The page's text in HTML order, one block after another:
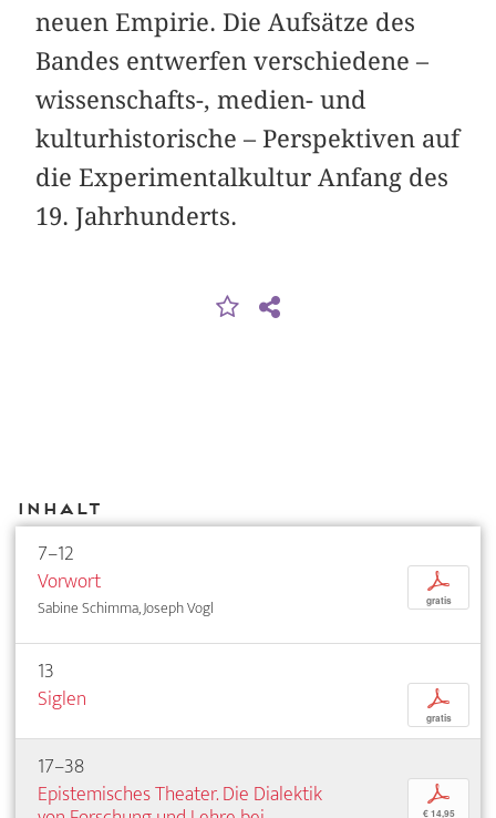
neuen Empirie. Die Aufsätze des
Bandes entwerfen verschiedene –
wissenschafts-, medien- und
kulturhistorische – Perspektiven auf
die Experimentalkultur Anfang des
19. Jahrhunderts.
Inhalt
7–12
Vorwort
Sabine Schimma, Joseph Vogl
p
gratis
13
Siglen
p
gratis
17–38
Epistemisches Theater. Die Dialektik
p
€ 14,95